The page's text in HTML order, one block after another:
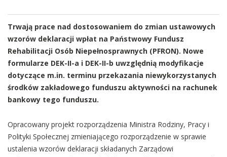
Trwają prace nad dostosowaniem do zmian ustawowych
wzorów deklaracji wpłat na Państwowy Fundusz
Rehabilitacji Osób Niepełnosprawnych (PFRON). Nowe
formularze DEK-II-a i DEK-II-b uwzględnią modyfikacje
dotyczące m.in. terminu przekazania niewykorzystanych
środków zakładowego funduszu aktywności na rachunek
bankowy tego funduszu.
Opracowany projekt rozporządzenia Ministra Rodziny, Pracy i
Polityki Społecznej zmieniającego rozporządzenie w sprawie
ustalenia wzorów deklaracji składanych Zarządowi